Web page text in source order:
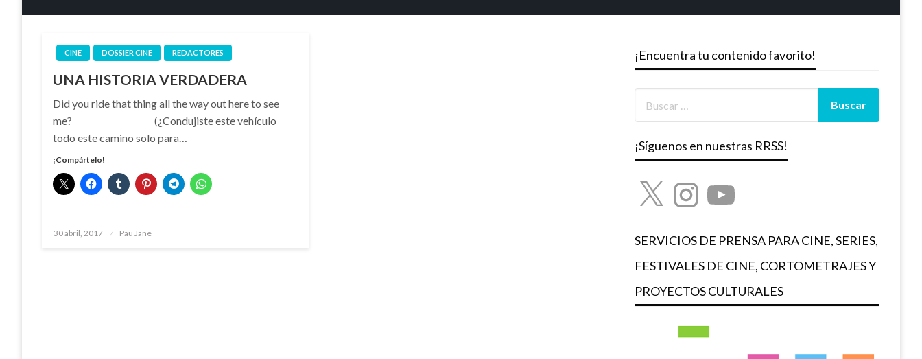
CINE DOSSIER CINE REDACTORES
UNA HISTORIA VERDADERA
Did you ride that thing all the way out here to see
me? (¿Condujiste este vehículo
todo este camino solo para…
¡Compártelo!
Publicado
30 abril, 2017 Pau Jane
¡Encuentra tu contenido favorito!
¡Síguenos en nuestras RRSS!
X InstagramYouTube
SERVICIOS DE PRENSA PARA CINE, SERIES,
FESTIVALES DE CINE, CORTOMETRAJES Y
PROYECTOS CULTURALES